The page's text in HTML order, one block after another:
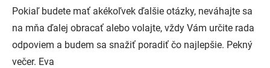
Pokiaľ budete mať akékoľvek ďalšie otázky, neváhajte sa
na mňa ďalej obracať alebo volajte, vždy Vám určite rada
odpoviem a budem sa snažiť poradiť čo najlepšie. Pekný
večer. Eva